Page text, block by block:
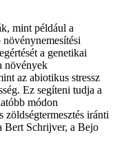
mint például a
a genetikai
növények
az abiotikus stressz
Ez segíteni tudja a
módon
zöldségtermesztés iránti
Bert Schrijver, a Bejo